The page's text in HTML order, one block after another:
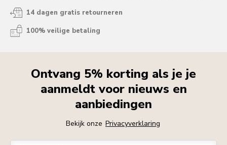
14 dagen gratis retourneren
100% veilige betaling
Ontvang 5% korting als je je
aanmeldt voor nieuws en
aanbiedingen
Bekijk onze Privacyverklaring